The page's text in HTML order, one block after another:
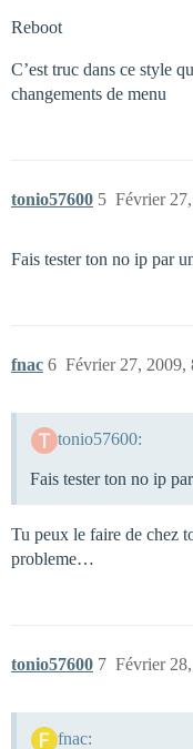
Reboot
C’est truc dans ce style
changements de menu
tonio57600 Février
5
Fais tester ton no ip par
fnac Février 27, 2009,
6
tonio57600:
Fais tester ton no ip
Tu peux le faire de chez
probleme…
tonio57600 Février
7
fnac: